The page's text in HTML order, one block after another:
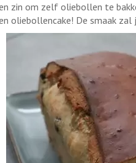
zin om zelf oliebollen te
oliebollencake! De smaak zal